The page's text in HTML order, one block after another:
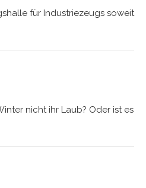
für Industriezeugs soweit
nicht ihr Laub? Oder ist es